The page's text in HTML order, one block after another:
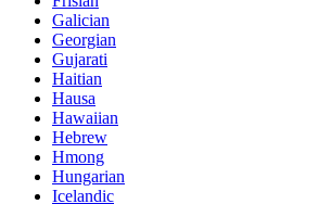
Galician
Georgian
Gujarati
Haitian
Hausa
Hawaiian
Hebrew
Hmong
Hungarian
Icelandic